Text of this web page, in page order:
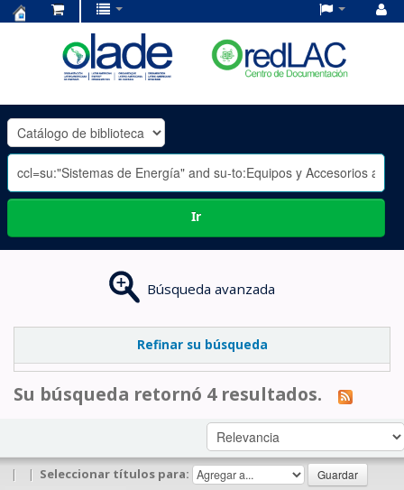
OLADE
-
Ir
Búsqueda avanzada
Refinar su búsqueda
Su búsqueda retornó 4 resultados.
| | Seleccionar títulos para: